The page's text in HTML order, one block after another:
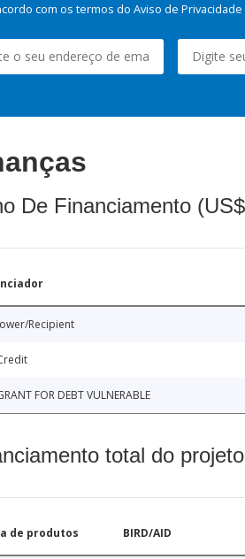
com os termos do Aviso de
De Financiamento
Recipient
FOR DEBT VULNERABLE
total do
de produtos BIRD/AID